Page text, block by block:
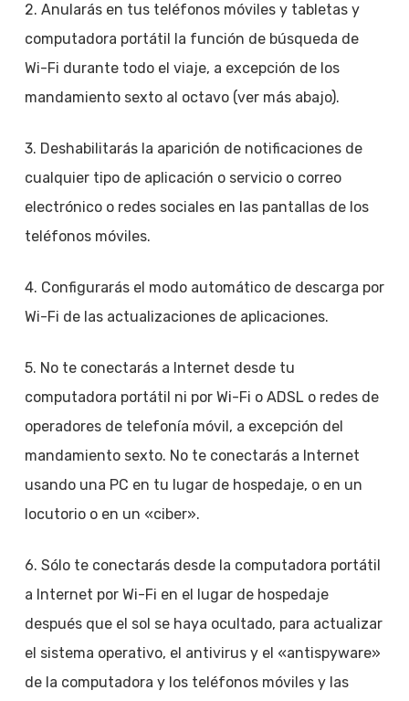
2. Anularás en tus teléfonos móviles y tabletas y
computadora portátil la función de búsqueda de
Wi-Fi durante todo el viaje, a excepción de los
mandamiento sexto al octavo (ver más abajo).
3. Deshabilitarás la aparición de notificaciones de
cualquier tipo de aplicación o servicio o correo
electrónico o redes sociales en las pantallas de los
teléfonos móviles.
4. Configurarás el modo automático de descarga por
Wi-Fi de las actualizaciones de aplicaciones.
5. No te conectarás a Internet desde tu
computadora portátil ni por Wi-Fi o ADSL o redes de
operadores de telefonía móvil, a excepción del
mandamiento sexto. No te conectarás a Internet
usando una PC en tu lugar de hospedaje, o en un
locutorio o en un «ciber».
6. Sólo te conectarás desde la computadora portátil
a Internet por Wi-Fi en el lugar de hospedaje
después que el sol se haya ocultado, para actualizar
el sistema operativo, el antivirus y el «antispyware»
de la computadora y los teléfonos móviles y las